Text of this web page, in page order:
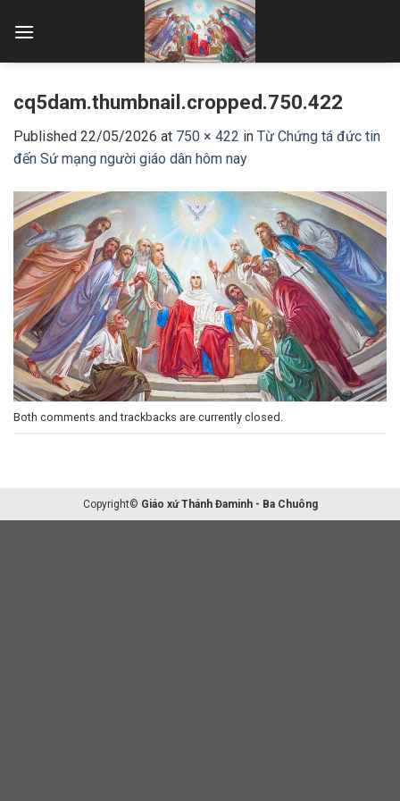
cq5dam.thumbnail.cropped.750.422
Published 22/05/2026 at 750 × 422 in Từ Chứng tá đức tin
đến Sứ mạng người giáo dân hôm nay
Both comments and trackbacks are currently closed.
Copyright© Giáo xứ Thánh Đaminh - Ba Chuông